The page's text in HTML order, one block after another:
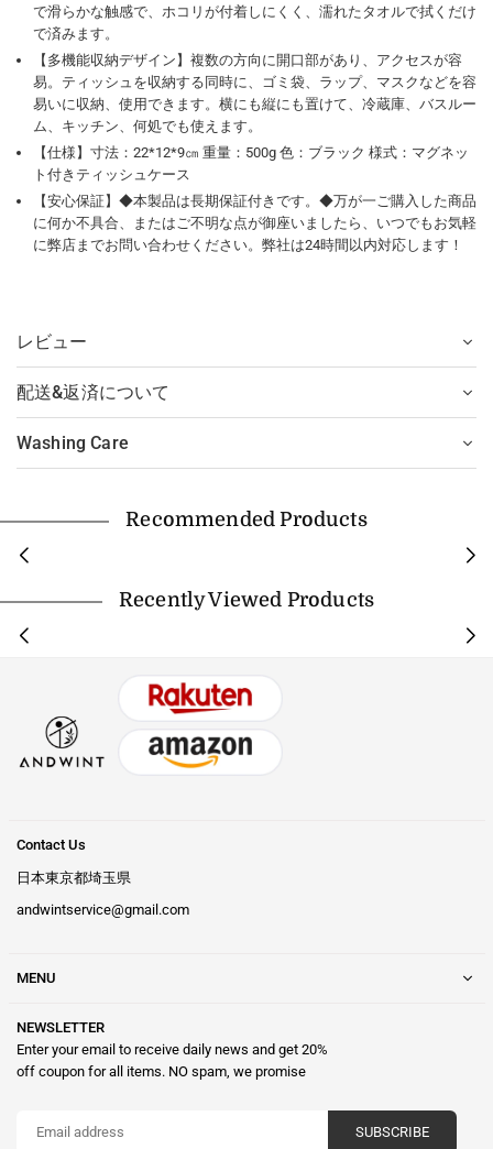
で滑らかな触感で、ホコリが付着しにくく、濡れたタオルで拭くだけ
で済みます。
【多機能収納デザイン】複数の方向に開口部があり、アクセスが容
易。ティッシュを収納する同時に、ゴミ袋、ラップ、マスクなどを容
易いに収納、使用できます。横にも縦にも置けて、冷蔵庫、バスルー
ム、キッチン、何処でも使えます。
【仕様】寸法：22*12*9㎝ 重量：500g 色：ブラック 様式：マグネッ
ト付きティッシュケース
【安心保証】◆本製品は長期保証付きです。◆万が一ご購入した商品
に何か不具合、またはご不明な点が御座いましたら、いつでもお気軽
に弊店までお問い合わせください。弊社は24時間以内対応します！
レビュー
配送&返済について
Washing Care
Recommended Products
Recently Viewed Products
Contact Us
日本東京都埼玉県
andwintservice@gmail.com
MENU
NEWSLETTER
Enter your email to receive daily news and get 20%
off coupon for all items. NO spam, we promise
SUBSCRIBE